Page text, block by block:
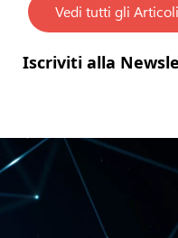
Vedi tutti gli Articoli
Iscriviti alla